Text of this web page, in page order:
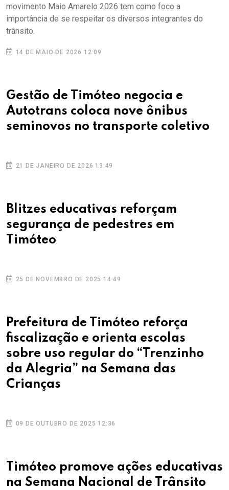
movimento Maio Amarelo 2026 tem como foco a
importância de se respeitar os diversos integrantes do
trânsito.
14 DE MAIO DE 2026 12:09
Gestão de Timóteo negocia e
Autotrans coloca nove ônibus
seminovos no transporte coletivo
21 DE JANEIRO DE 2026 13:49
Blitzes educativas reforçam
segurança de pedestres em
Timóteo
25 DE NOVEMBRO DE 2025 14:49
Prefeitura de Timóteo reforça
fiscalização e orienta escolas
sobre uso regular do “Trenzinho
da Alegria” na Semana das
Crianças
09 DE OUTUBRO DE 2025 12:36
Timóteo promove ações educativas
na Semana Nacional de Trânsito